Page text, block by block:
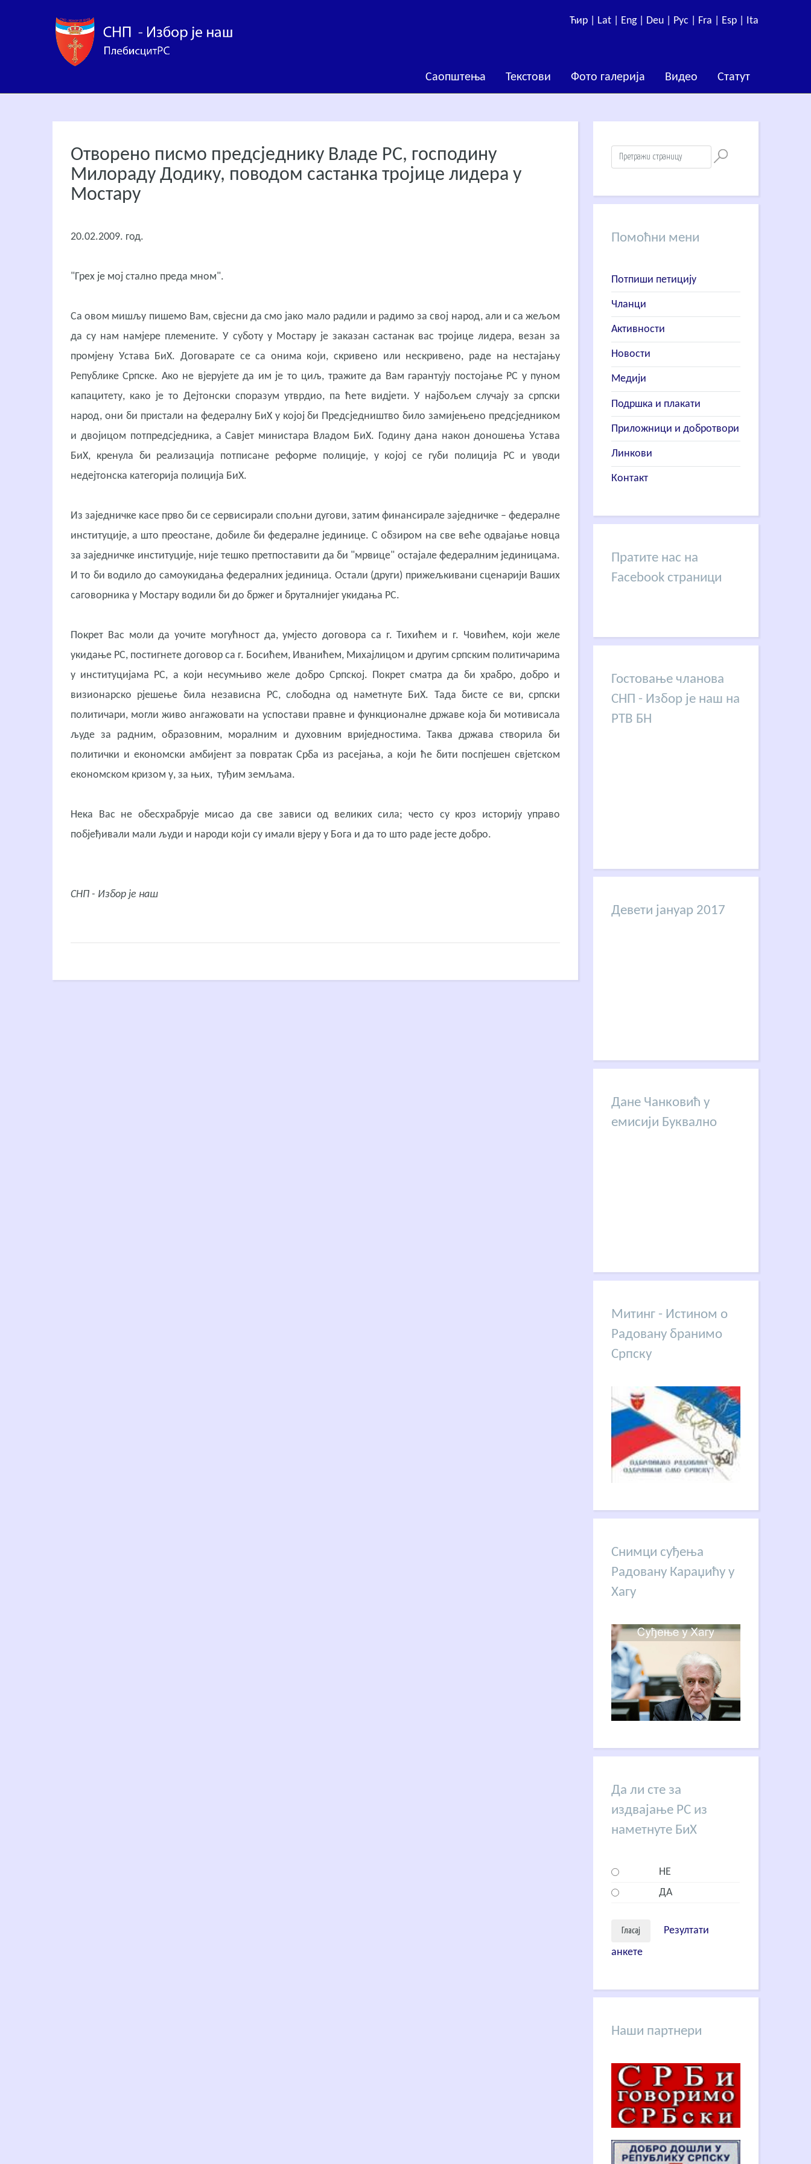
Ћир | Lat | Eng | Deu | Рус | Fra | Esp | Ita
Саопштења Текстови Фото галерија Видео Статут
Отворено писмо предсједнику Владе РС, господину
Милораду Додику, поводом састанка тројице лидера у
Мостару
20.02.2009. год.
"Грех је мој стално преда мном".
Са овом мишљу пишемо Вам, свјесни да смо јако мало радили и радимо за свој народ, али и са жељом
да су нам намјере племените. У суботу у Мостару је заказан састанак вас тројице лидера, везан за
промјену Устава БиХ. Договарате се са онима који, скривено или нескривено, раде на нестајању
Републике Српске. Ако не вјерујете да им је то циљ, тражите да Вам гарантују постојање РС у пуном
капацитету, како је то Дејтонски споразум утврдио, па ћете видјети. У најбољем случају за српски
народ, они би пристали на федералну БиХ у којој би Предсједништво било замијењено предсједником
и двојицом потпредсједника, а Савјет министара Владом БиХ. Годину дана након доношења Устава
БиХ, кренула би реализација потписане реформе полиције, у којој се губи полиција РС и уводи
недејтонска категорија полиција БиХ.
Из заједничке касе прво би се сервисирали спољни дугови, затим финансирале заједничке – федералне
институције, а што преостане, добиле би федералне јединице. С обзиром на све веће одвајање новца
за заједничке институције, није тешко претпоставити да би "мрвице" остајале федералним јединицама.
И то би водило до самоукидања федералних јединица. Остали (други) прижељкивани сценарији Ваших
саговорника у Мостару водили би до бржег и бруталнијег укидања РС.
Покрет Вас моли да уочите могућност да, умјесто договора са г. Тихићем и г. Човићем, који желе
укидање РС, постигнете договор са г. Босићем, Иванићем, Михајлицом и другим српским политичарима
у институцијама РС, а који несумњиво желе добро Српској. Покрет сматра да би храбро, добро и
визионарско рјешење била независна РС, слободна од наметнуте БиХ. Тада бисте се ви, српски
политичари, могли живо ангажовати на успостави правне и функционалне државе која би мотивисала
људе за радним, образовним, моралним и духовним вриједностима. Таква држава створила би
политички и економски амбијент за повратак Срба из расејања, а који ће бити поспјешен свјетском
економском кризом у, за њих, туђим земљама.
Нека Вас не обесхрабрује мисао да све зависи од великих сила; често су кроз историју управо
побјеђивали мали људи и народи који су имали вјеру у Бога и да то што раде јесте добро.
СНП - Избор је наш
Помоћни мени
Потпиши петицију
Чланци
Активности
Новости
Медији
Подршка и плакати
Приложници и добротвори
Линкови
Контакт
Пратите нас на
Facebook страници
Гостовање чланова
СНП - Избор је наш на
РТВ БН
Девети јануар 2017
Дане Чанковић у
емисији Буквално
Митинг - Истином о
Радовану бранимо
Српску
Снимци суђења
Радовану Караџићу у
Хагу
Да ли сте за
издвајање РС из
наметнуте БиХ
НЕ
ДА
Резултати
анкете
Наши партнери